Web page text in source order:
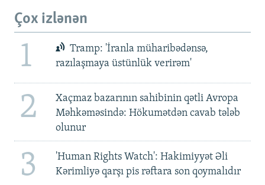
Çox izlənən
1
Tramp: 'İranla müharibədənsə,
razılaşmaya üstünlük verirəm'
2
Xaçmaz bazarının sahibinin qətli Avropa
Məhkəməsində: Hökumətdən cavab tələb
olunur
3
'Human Rights Watch': Hakimiyyət Əli
Kərimliyə qarşı pis rəftara son qoymalıdır